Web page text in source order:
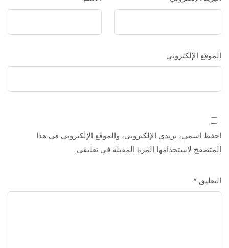
الموقع الإلكتروني
احفظ اسمي، بريدي الإلكتروني، والموقع الإلكتروني في هذا
المتصفح لاستخدامها المرة المقبلة في تعليقي.
التعليق *